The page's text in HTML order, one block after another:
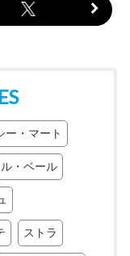
ー・マート
ル・ベール
ストラ